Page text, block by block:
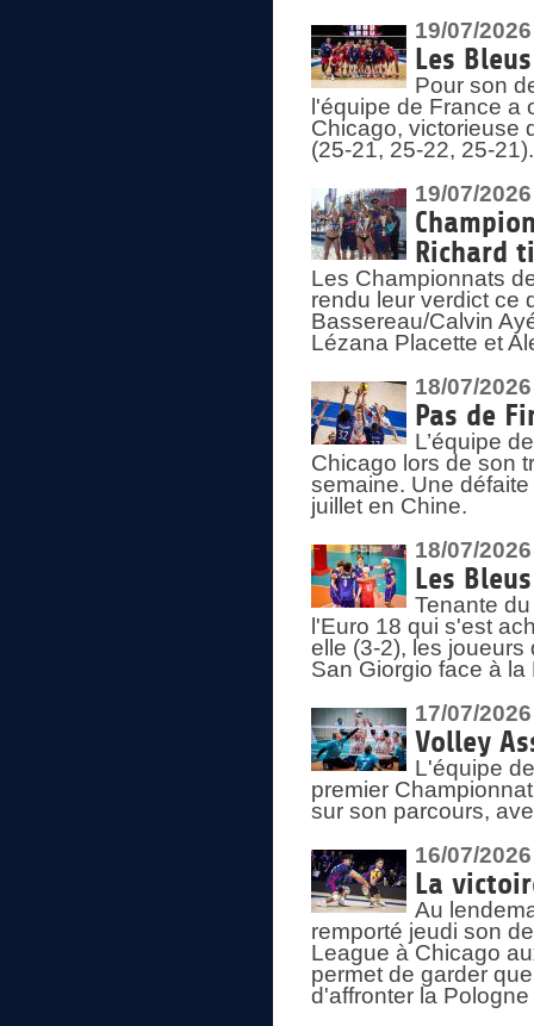
19/07/2026
Les
Pour son
l'équipe de France a
Chicago, victorieuse
(25-21, 25-22, 25-
19/07/2026
Richard
Les Championnats
rendu leur verdict ce
Bassereau/Calvin
Lézana Placette et
18/07/2026
Pas de
L’équipe
Chicago lors de son
semaine. Une
juillet en Chine.
18/07/2026
Les
Tenante
l'Euro 18 qui s'est
elle (3-2), les
San Giorgio face à la
17/07/2026
Volley
L'équipe
premier
sur son parcours,
16/07/2026
La
Au
remporté jeudi son
League à Chicago
permet de garder
d'affronter la